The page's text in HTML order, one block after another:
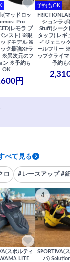
マッドロッ
Pro
レモラ プ
ンスト) ※限
ッドモデル ※
ク最強XFラ
※異次元のフ
ン ※予約も
OK
円
予約もOK
ションラボ
Stuff(シーク
タッフ) レギ
イジェニッ
ールフリー
ップクライ
予約も
べて見る
ロ #レースアップ #
スポルティ
LITE
4
SPORTIVA(
バ)